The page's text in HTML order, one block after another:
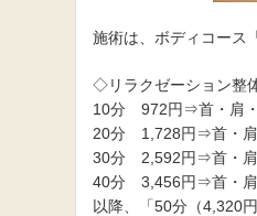
施術は、ボディコース
◇リラクゼーション整
10分 972円⇒首・肩
20分 1,728円⇒首・肩
30分 2,592円⇒首・
40分 3,456円⇒首・肩
以降、「50分（4,320